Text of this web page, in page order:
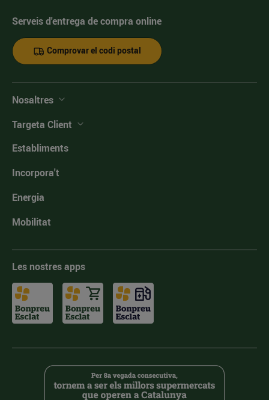
Serveis d'entrega de compra online
Comprovar el codi postal
Nosaltres
Targeta Client
Establiments
Incorpora't
Energia
Mobilitat
Les nostres apps